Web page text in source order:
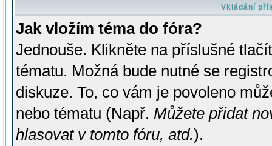
Vkládání
Jak vložím téma do fóra?
Jednouše. Klikněte na příslušné
tématu. Možná bude nutné se
diskuze. To, co vám je povoleno
nebo tématu (Např. Můžete přidat
hlasovat v tomto fóru, atd.).